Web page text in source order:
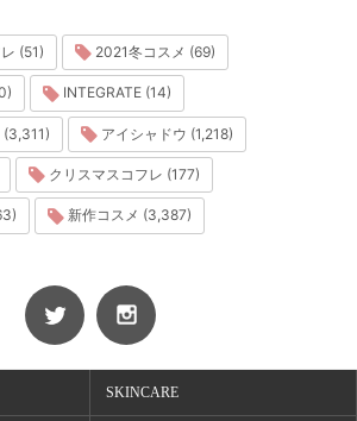
(51) 2021冬コスメ (69)
INTEGRATE (14)
アイシャドウ (1,218)
クリスマスコフレ (177)
新作コスメ (3,387)
SKINCARE